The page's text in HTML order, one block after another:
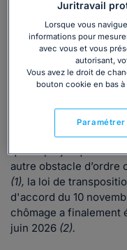
réunis dans le but de
relatives à la durée d’
d’emploi après une
Côté représentants
avaient rejeté le texte
étaient prêtes à
Après saisine du
que le projet qui lui
autre obstacle
(1), la loi de
d'accord du 10
chômage a finalement
juin 2026 (2).
Juritravail
Lorsque vous
informations pour
avec vous et vous
autorisant,
Vous avez le droit de
bouton cookie en bas
Paramétrer